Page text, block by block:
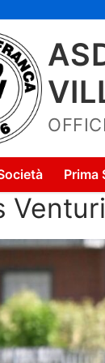
Prima